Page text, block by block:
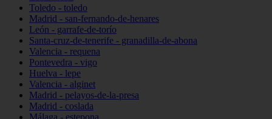
Toledo - toledo
Madrid - san-fernando-de-henares
León - garrafe-de-torío
Santa-cruz-de-tenerife - granadilla-de-abona
Valencia - requena
Pontevedra - vigo
Huelva - lepe
Valencia - alginet
Madrid - pelayos-de-la-presa
Madrid - coslada
Málaga - estepona